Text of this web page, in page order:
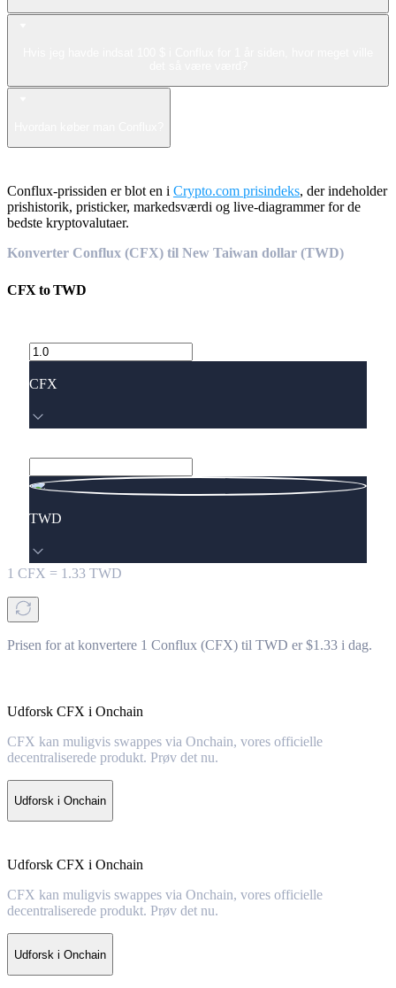
Conflux-prissiden er blot en i Crypto.com prisindeks, der indeholder
prishistorik, pristicker, markedsværdi og live-diagrammer for de
bedste kryptovalutaer.
Konverter Conflux (CFX) til New Taiwan dollar (TWD)
CFX toTWD
CFX
TWD
1 CFX = 1.33 TWD
Prisen for at konvertere 1 Conflux (CFX) til TWD er $1.33 i dag.
Udforsk CFX i Onchain
CFX kan muligvis swappes via Onchain, vores officielle
decentraliserede produkt. Prøv det nu.
Udforsk i Onchain
Udforsk CFX i Onchain
CFX kan muligvis swappes via Onchain, vores officielle
decentraliserede produkt. Prøv det nu.
Udforsk i Onchain